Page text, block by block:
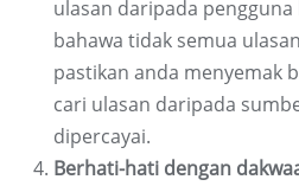
ulasan daripada
bahawa tidak semua
pastikan anda menyemak
cari ulasan daripada
dipercayai.
Berhati-hati dengan